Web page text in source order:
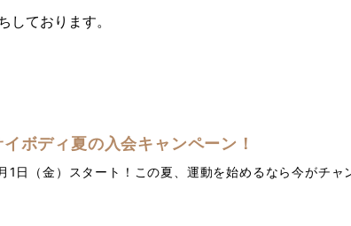
しております。
イボディ夏の入会キャンペーン！
1日（金）スタート！この夏、運動を始めるなら今がチ